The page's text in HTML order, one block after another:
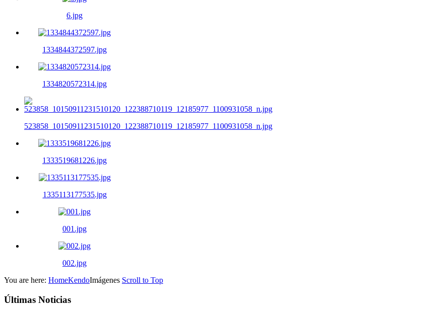
6.jpg
1334844372597.jpg
1334820572314.jpg
523858_10150911231510120_122388710119_12185977_1100931058_n.jpg
1333519681226.jpg
1335113177535.jpg
001.jpg
002.jpg
You are here: HomeKendoImágenes Scroll to Top
Últimas Noticias